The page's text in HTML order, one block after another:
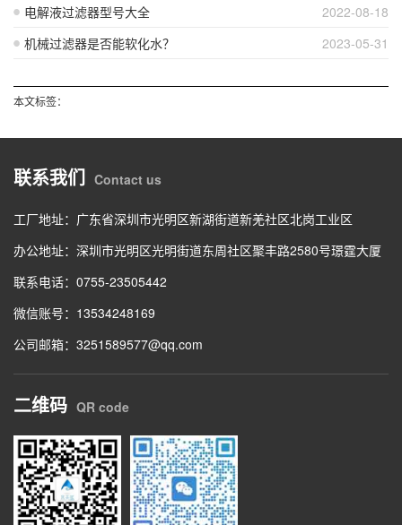
2022-08-18
电解液过滤器型号大全
2023-05-31
机械过滤器是否能软化水？
本文标签：
联系我们 Contact us
工厂地址：广东省深圳市光明区新湖街道新羌社区北岗工业区
办公地址：深圳市光明区光明街道东周社区聚丰路2580号璟霆大厦
联系电话：0755-23505442
微信账号：13534248169
公司邮箱：3251589577@qq.com
二维码 QR code